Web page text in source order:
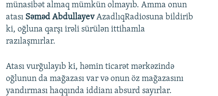
münasibət almaq mümkün olmayıb. Amma onun
atası Səməd AbdullayevAzadlıqRadiosuna bildirib
ki, oğluna qarşı irəli sürülən ittihamla
razılaşmırlar.
Atası vurğulayıb ki, həmin ticarət mərkəzində
oğlunun da mağazası var və onun öz mağazasını
yandırması haqqında iddianı absurd sayırlar.